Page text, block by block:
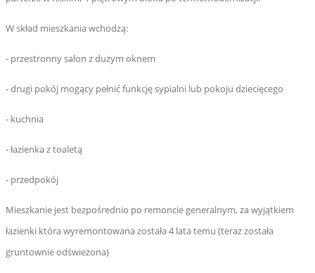
W skład mieszkania wchodzą:
- przestronny salon z dużym oknem
- drugi pokój mogący pełnić funkcję sypialni lub pokoju dziecięcego
- kuchnia
- łazienka z toaletą
- przedpokój
Mieszkanie jest bezpośrednio po remoncie generalnym, za wyjątkiem
łazienki która wyremontowana została 4 lata temu (teraz została
gruntownie odświeżona)